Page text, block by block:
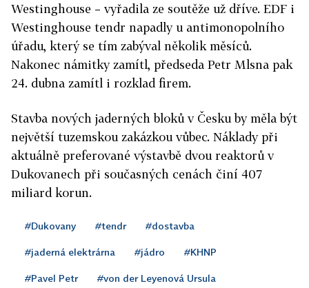
Westinghouse – vyřadila ze soutěže už dříve. EDF i
Westinghouse tendr napadly u antimonopolního
úřadu, který se tím zabýval několik měsíců.
Nakonec námitky zamítl, předseda Petr Mlsna pak
24. dubna zamítl i rozklad firem.
Stavba nových jaderných bloků v Česku by měla být
největší tuzemskou zakázkou vůbec. Náklady při
aktuálně preferované výstavbě dvou reaktorů v
Dukovanech při současných cenách činí 407
miliard korun.
#Dukovany #tendr #dostavba
#jaderná elektrárna #jádro #KHNP
#Pavel Petr #von der Leyenová Ursula